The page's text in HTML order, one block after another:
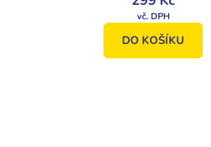
DO KOŠÍKU